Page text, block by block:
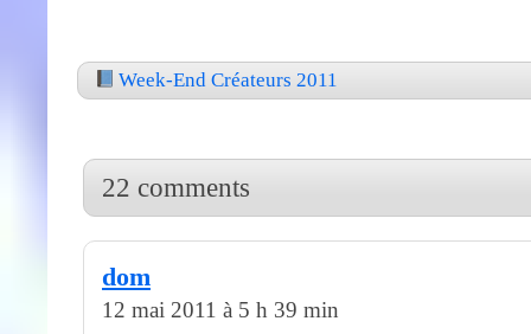
Week-End Créateurs 2011
22 comments
dom
12 mai 2011 à 5 h 39 min